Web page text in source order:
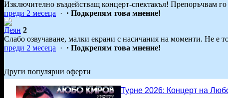
Изключително въздействащ концерт-спектакъл! Препоръчвам
преди 2 месеца · · Подкрепям това мнение!
Деян 2
Слабо озвучаване, малки екрани с насичания на моменти. Не е
преди 2 месеца · · Подкрепям това мнение!
Други популярни оферти
Турне 2026: Концерт на